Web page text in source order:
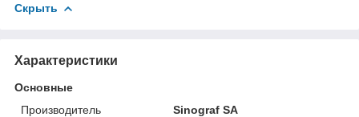
Скрыть
Характеристики
Основные
Производитель
Sinograf SA